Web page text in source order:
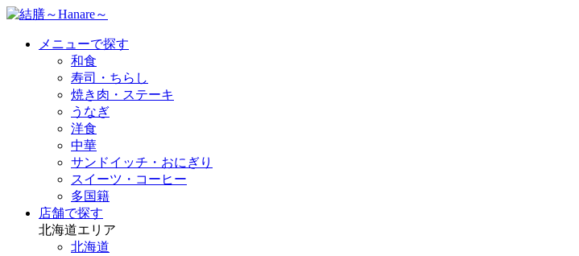
メニューで探す
和食
寿司・ちらし
焼き肉・ステーキ
うなぎ
洋食
中華
サンドイッチ・おにぎり
スイーツ・コーヒー
多国籍
店舗で探す
北海道エリア
北海道